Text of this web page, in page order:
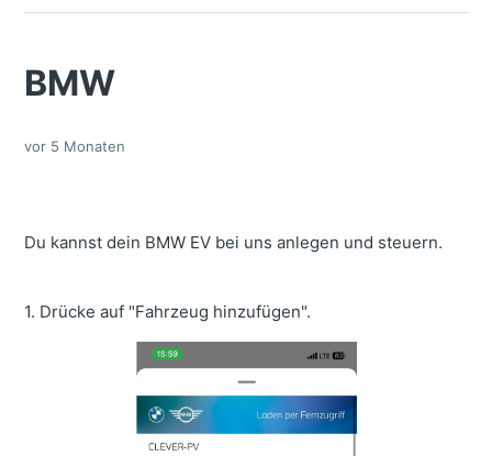
BMW
vor 5 Monaten
Du kannst dein BMW EV bei uns anlegen und steuern.
1. Drücke auf "Fahrzeug hinzufügen".